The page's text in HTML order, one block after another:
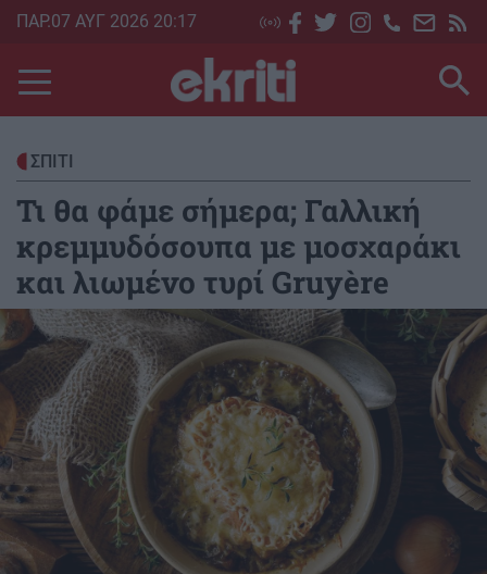
Skip
main
content
ΠΑΡ.07 ΑΥΓ 2026 20:17
ΣΠΙΤΙ
Τι θα φάμε σήμερα; Γαλλική
κρεμμυδόσουπα με μοσχαράκι
και λιωμένο τυρί Gruyère